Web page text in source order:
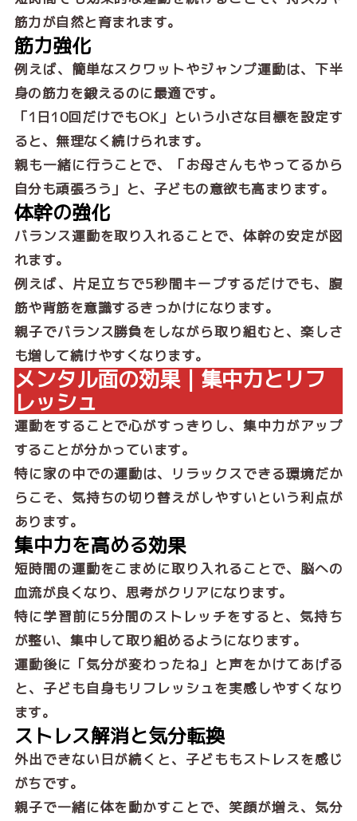
筋力が自然と育まれます。
筋力強化
例えば、簡単なスクワットやジャンプ運動は、下半
身の筋力を鍛えるのに最適です。
「1日10回だけでもOK」という小さな目標を設定す
ると、無理なく続けられます。
親も一緒に行うことで、「お母さんもやってるから
自分も頑張ろう」と、子どもの意欲も高まります。
体幹の強化
バランス運動を取り入れることで、体幹の安定が図
れます。
例えば、片足立ちで5秒間キープするだけでも、腹
筋や背筋を意識するきっかけになります。
親子でバランス勝負をしながら取り組むと、楽しさ
も増して続けやすくなります。
メンタル面の効果｜集中力とリフ
レッシュ
運動をすることで心がすっきりし、集中力がアップ
することが分かっています。
特に家の中での運動は、リラックスできる環境だか
らこそ、気持ちの切り替えがしやすいという利点が
あります。
集中力を高める効果
短時間の運動をこまめに取り入れることで、脳への
血流が良くなり、思考がクリアになります。
特に学習前に5分間のストレッチをすると、気持ち
が整い、集中して取り組めるようになります。
運動後に「気分が変わったね」と声をかけてあげる
と、子ども自身もリフレッシュを実感しやすくなり
ます。
ストレス解消と気分転換
外出できない日が続くと、子どももストレスを感じ
がちです。
親子で一緒に体を動かすことで、笑顔が増え、気分